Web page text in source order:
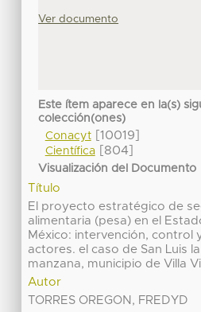
Ver documento
Este ítem aparece en la(s)
colección(ones)
Conacyt[10019]
Científica[804]
Visualización del Documento
Título
El proyecto estratégico de
alimentaria (pesa) en el
México: intervención, control
actores. el caso de San Luis la
manzana, municipio de Villa
Autor
TORRES OREGON, FREDYD